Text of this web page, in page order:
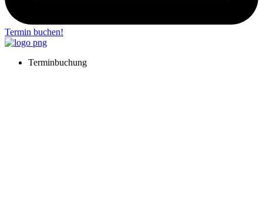
Termin buchen!
Terminbuchung